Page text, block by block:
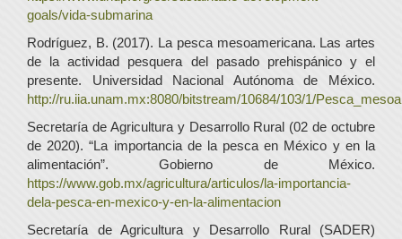
goals/vida-submarina
Rodríguez, B. (2017). La pesca mesoamericana. Las artes
de la actividad pesquera del pasado prehispánico y el
presente. Universidad Nacional Autónoma de México.
http://ru.iia.unam.mx:8080/bitstream/10684/103/1/
Secretaría de Agricultura y Desarrollo Rural (02 de octubre
de 2020). “La importancia de la pesca en México y en la
alimentación”. Gobierno de México.
https://www.gob.mx/agricultura/articulos/la-importancia-
dela-pesca-en-mexico-y-en-la-alimentacion
Secretaría de Agricultura y Desarrollo Rural (SADER)